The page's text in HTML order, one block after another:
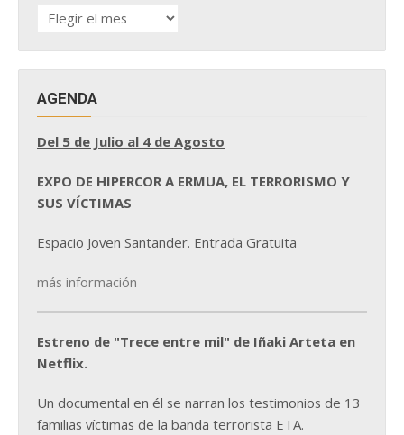
HISTÓRICO
DE
AGENDA
Del 5 de Julio al 4 de Agosto
EXPO DE HIPERCOR A ERMUA, EL TERRORISMO Y
SUS VÍCTIMAS
Espacio Joven Santander. Entrada Gratuita
más información
Estreno de "Trece entre mil" de Iñaki Arteta en
Netflix.
Un documental en él se narran los testimonios de 13
familias víctimas de la banda terrorista ETA.